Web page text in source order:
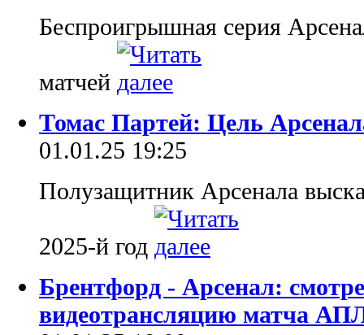
Беспроигрышная серия
матчей
Томас Партей: Цель
01.01.25 19:25
Полузащитник Арсенала
2025-й год
Брентфорд - Арсенал:
видеотрансляцию матча